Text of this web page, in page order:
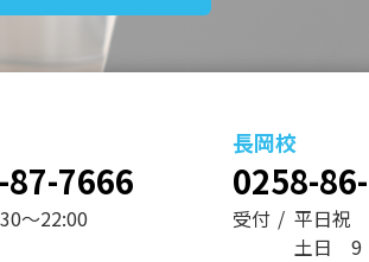
7666
～22:00
長岡校
0258-
受付
平日祝
土日 9